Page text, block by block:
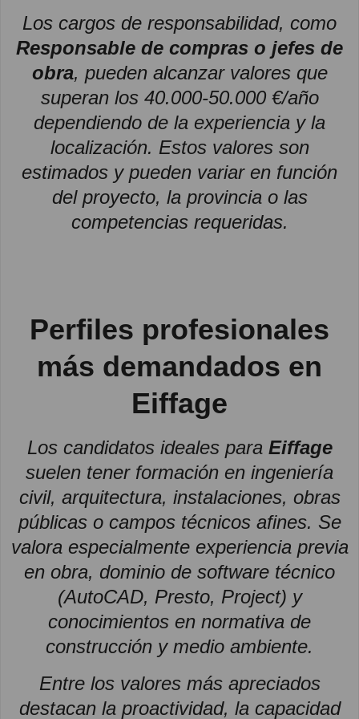
Los cargos de responsabilidad, como
Responsable de compras o jefes de
obra, pueden alcanzar valores que
superan los 40.000-50.000 €/año
dependiendo de la experiencia y la
localización. Estos valores son
estimados y pueden variar en función
del proyecto, la provincia o las
competencias requeridas.
Perfiles profesionales
más demandados en
Eiffage
Los candidatos ideales para Eiffage
suelen tener formación en ingeniería
civil, arquitectura, instalaciones, obras
públicas o campos técnicos afines. Se
valora especialmente experiencia previa
en obra, dominio de software técnico
(AutoCAD, Presto, Project) y
conocimientos en normativa de
construcción y medio ambiente.
Entre los valores más apreciados
destacan la proactividad, la capacidad